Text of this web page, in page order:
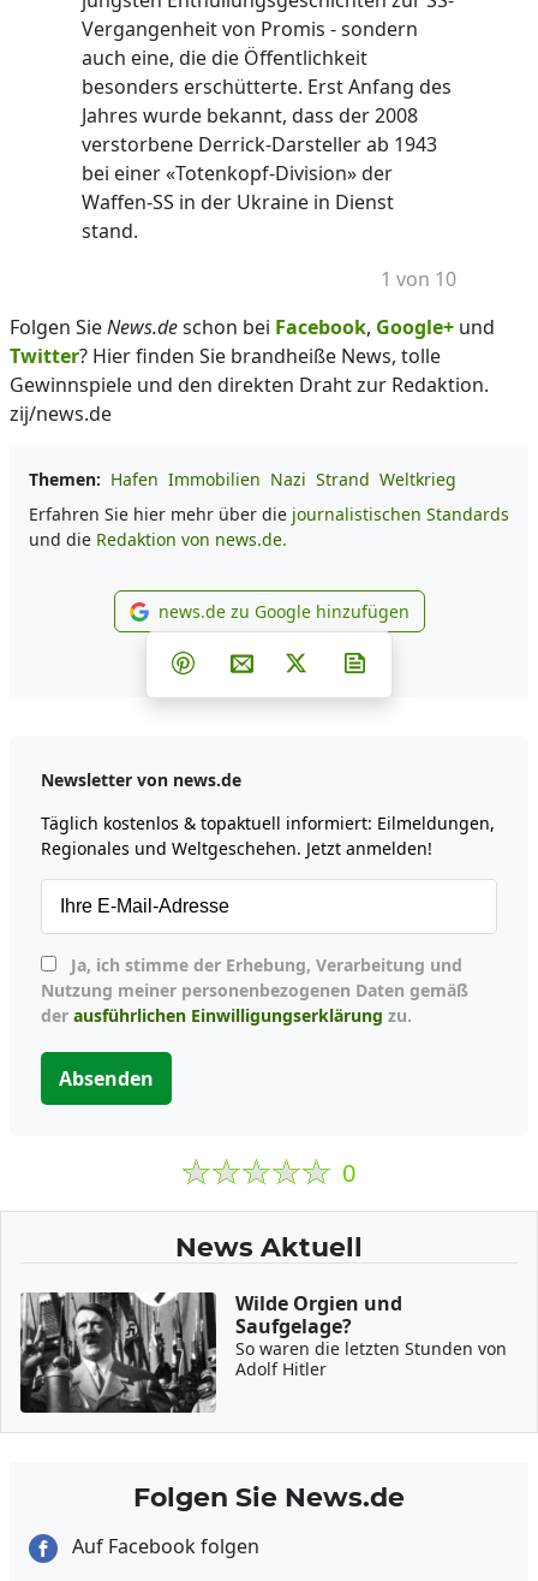
Vergangenheit von Promis - sondern
auch eine, die die Öffentlichkeit
besonders erschütterte. Erst Anfang des
Jahres wurde bekannt, dass der 2008
verstorbene Derrick-Darsteller ab 1943
bei einer «Totenkopf-Division» der
Waffen-SS in der Ukraine in Dienst
stand.
1 von 10
Folgen SieNews.deschon bei Facebook, Google+ und
Twitter? Hier finden Sie brandheiße News, tolle
Gewinnspiele und den direkten Draht zur Redaktion.
zij/news.de
Themen: Hafen Immobilien Nazi Strand Weltkrieg
Erfahren Sie hier mehr über die journalistischen Standards
und die Redaktion von news.de.
news.de zu Google
news.de zu Google hinzufügen
Teilen auf Facebook
Teilen auf Whatsapp
Teilen auf Telegram
Teilen auf Pinterest
Per E-Mail teilen
Post auf X
Newsletter von news.de
Täglich kostenlos & topaktuell informiert: Eilmeldungen,
Regionales und Weltgeschehen. Jetzt anmelden!
Nutzung meiner personenbezogenen Daten gemäß
der ausführlichen Einwilligungserklärung zu.
Absenden
0
News Aktuell
Wilde Orgien und
Saufgelage?
So waren die letzten Stunden von
Adolf Hitler
Folgen Sie News.de
Auf Facebook folgen